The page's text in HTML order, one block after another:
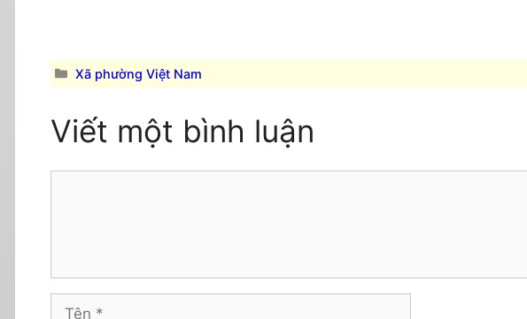
Danh
mục
Xã phường Việt Nam
Viết một bình luận
Tên